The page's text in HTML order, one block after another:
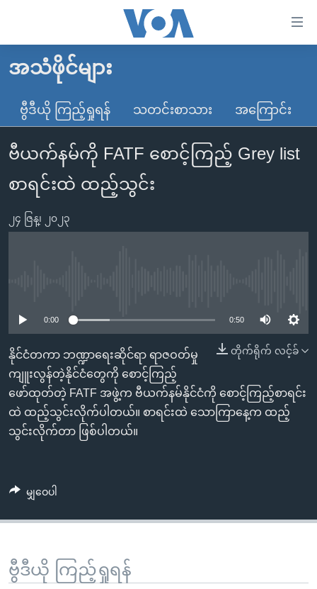
လွယ်ကူ
သည့်
Link
များ
ပင်မ
သို့
စာမျက်နှာ
သို့
ကျော်
ကြည့်
ရန်
နေရာ
မူလစာမျက်နှာ
မြန်မာ
ကမ္ဘာ့သတင်းများ
နိုင်ငံတကာ
အမေရိကန်
အစ္စရေး-ပါလက်စတိုင်း
ဗွီဒီယို
သတင်းလွတ်လပ်ခွင့်
ရပ်ဝန်းတခု လမ်းတခု အလွန်
အင်္ဂလိပ်စာလေ့လာမယ်
ဗွီအိုအေ လူမှုကွန်ယက်များ
အသံဖိုင်များ
ဗွီဒီယို ကြည့်ရှုရန် သတင်းစာသား အကြောင်း
ဗီယက်နမ်ကို FATF စောင့်ကြည့် Grey list
စာရင်းထဲ ထည့်သွင်း
၂၄ ဇြန္၊ ၂၀၂၃
0:00 0:50
တိုက်ရိုက် လင့်ခ်
နိုင်ငံတကာ ဘဏ္ဍာရေးဆိုင်ရာ ရာဇဝတ်မှု
ကျူးလွန်တဲ့နိုင်ငံတွေကို စောင့်ကြည့်
ဖော်ထုတ်တဲ့ FATF အဖွဲ့က ဗီယက်နမ်နိုင်ငံကို စောင့်ကြည့်စာရင်း
ထဲ ထည့်သွင်းလိုက်ပါတယ်။ စာရင်းထဲ သောကြာနေ့က ထည့်
သွင်းလိုက်တာ ဖြစ်ပါတယ်။
မျှဝေပါ
ဗွီဒီယို ကြည့်ရှုရန်